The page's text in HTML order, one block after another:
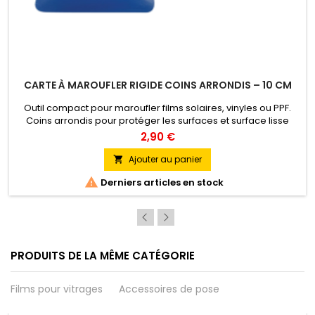
CARTE À MAROUFLER RIGIDE COINS ARRONDIS – 10 CM
Outil compact pour maroufler films solaires, vinyles ou PPF.
Coins arrondis pour protéger les surfaces et surface lisse
pour un marouflage précis. Couleurs : Silver, White, Gold, Blue.
2,90 €
 Ajouter au panier
 Derniers articles en stock
PRODUITS DE LA MÊME CATÉGORIE
Films pour vitrages Accessoires de pose